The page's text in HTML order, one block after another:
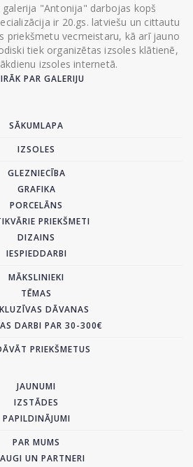
galerija "Antonija" darbojas kopš
ir 20.gs. latviešu un cittautu
priekšmetu vecmeistaru, kā arī jauno
tiek organizētas izsoles klātienē,
izsoles internetā.
PAR GALERIJU
SĀKUMLAPA
IZSOLES
GLEZNIECĪBA
GRAFIKA
PORCELĀNS
PRIEKŠMETI
DIZAINS
IESPIEDDARBI
MĀKSLINIEKI
TĒMAS
DĀVANAS
DARBI PAR 30-300€
PRIEKŠMETUS
JAUNUMI
IZSTĀDES
PAPILDINĀJUMI
PAR MUMS
UN PARTNERI